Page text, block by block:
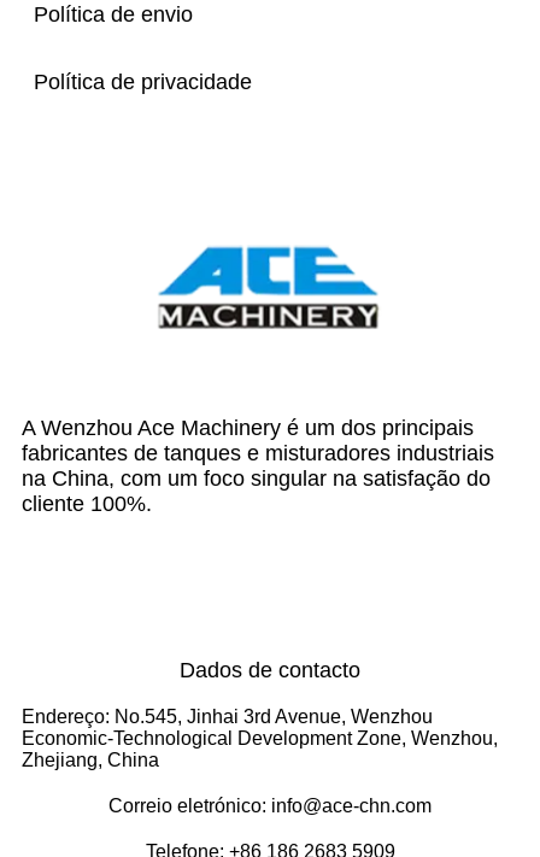
Política de envio
Política de privacidade
A Wenzhou Ace Machinery é um dos principais
fabricantes de tanques e misturadores industriais
na China, com um foco singular na satisfação do
cliente 100%.
Dados de contacto
Endereço: No.545, Jinhai 3rd Avenue, Wenzhou
Economic-Technological Development Zone, Wenzhou,
Zhejiang, China
Correio eletrónico: info@ace-chn.com
Telefone: +86 186 2683 5909